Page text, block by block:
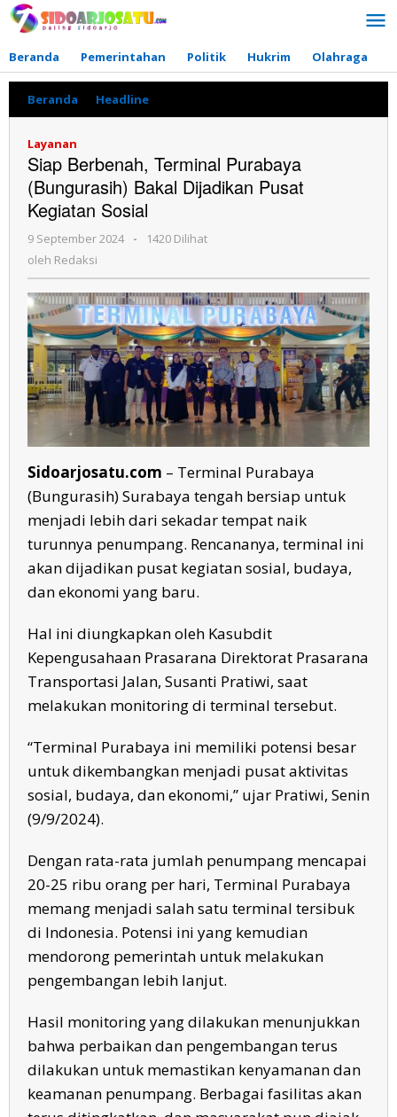
Lewati
ke
Beranda
Pemerintahan Politik Hukrim Olahraga
Beranda Headline
Berbenah,
(Bungurasih)
Bakal
Dijadikan
Kegiatan
Layanan
Siap Berbenah, Terminal Purabaya
(Bungurasih) Bakal Dijadikan Pusat
Kegiatan Sosial
9 September 2024
oleh
-
1420 Dilihat
oleh Redaksi
Sidoarjosatu.com – Terminal Purabaya
(Bungurasih) Surabaya tengah bersiap untuk
menjadi lebih dari sekadar tempat naik
turunnya penumpang. Rencananya, terminal ini
akan dijadikan pusat kegiatan sosial, budaya,
dan ekonomi yang baru.
Hal ini diungkapkan oleh Kasubdit
Kepengusahaan Prasarana Direktorat Prasarana
Transportasi Jalan, Susanti Pratiwi, saat
melakukan monitoring di terminal tersebut.
“Terminal Purabaya ini memiliki potensi besar
untuk dikembangkan menjadi pusat aktivitas
sosial, budaya, dan ekonomi,” ujar Pratiwi, Senin
(9/9/2024).
Dengan rata-rata jumlah penumpang mencapai
20-25 ribu orang per hari, Terminal Purabaya
memang menjadi salah satu terminal tersibuk
di Indonesia. Potensi ini yang kemudian
mendorong pemerintah untuk melakukan
pengembangan lebih lanjut.
Hasil monitoring yang dilakukan menunjukkan
bahwa perbaikan dan pengembangan terus
dilakukan untuk memastikan kenyamanan dan
keamanan penumpang. Berbagai fasilitas akan